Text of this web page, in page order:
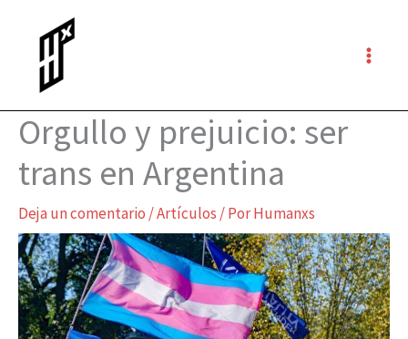
contenido
Orgullo y prejuicio: ser
trans en Argentina
Deja un comentario /Artículos / PorHumanxs